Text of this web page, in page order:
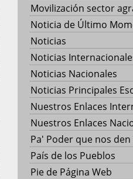
Movilización sector
Noticia de Último
Noticias
Noticias
Noticias Nacionales
Noticias Principales
Nuestros Enlaces
Nuestros Enlaces
Pa' Poder que nos
País de los Pueblos
Pie de Página Web